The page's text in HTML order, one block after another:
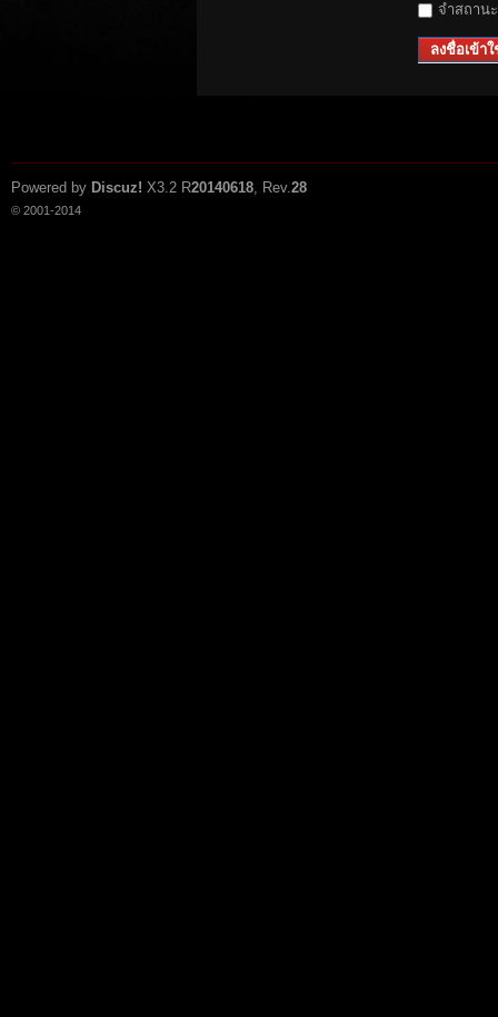
จำสถาน
ลงชื่อเข้าใ
Powered by Discuz! X3.2 R20140618, Rev.28
© 2001-2014